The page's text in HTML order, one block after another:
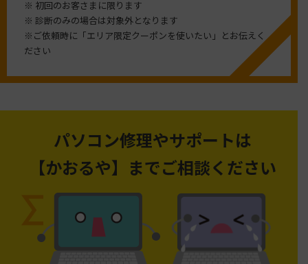
※ 初回のお客さまに限ります
※ 診断のみの場合は対象外となります
※ご依頼時に「エリア限定クーポンを使いたい」とお伝えく
ださい
パソコン修理やサポートは
【かおるや】までご相談ください